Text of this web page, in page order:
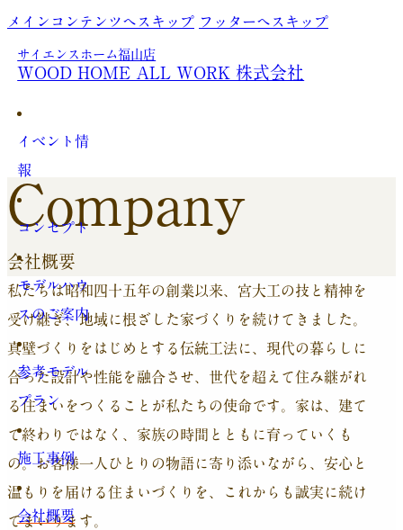
メインコンテンツへスキップ フッターへスキップ
サイエンスホーム福山店
WOOD HOME ALL WORK 株式会社
イベント情
報
コンセプト
モデルハウ
スのご案内
参考モデル
プラン
施工事例
会社概要
Company
会社概要
私たちは昭和四十五年の創業以来、宮大工の技と精神を
受け継ぎ、地域に根ざした家づくりを続けてきました。
真壁づくりをはじめとする伝統工法に、現代の暮らしに
合った設計や性能を融合させ、世代を超えて住み継がれ
る住まいをつくることが私たちの使命です。家は、建て
て終わりではなく、家族の時間とともに育っていくも
の。お客様一人ひとりの物語に寄り添いながら、安心と
温もりを届ける住まいづくりを、これからも誠実に続け
てまいります。